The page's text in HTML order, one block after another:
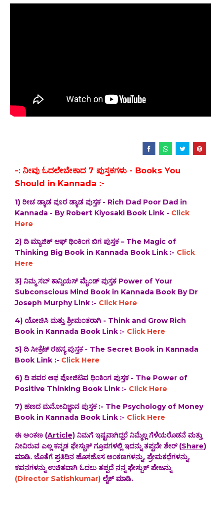
-: ನೀವು ಓದಲೇಬೇಕಾದ 7 ಪುಸ್ತಕಗಳು - Books You
Should in Kannada :-
1) ರೀಚ ಡ್ಯಾಡ ಪೂರ ಡ್ಯಾಡ ಪುಸ್ತಕ - Rich Dad Poor Dad in
Kannada - By Robert Kiyosaki Book Link - Click
Here
2) ದಿ‌ ಮ್ಯಾಜಿಕ್ ಆಫ್ ಥಿಂಕಿಂಗ ಬಿಗ ಪುಸ್ತಕ – The Magic of
Thinking Big Book in Kannada Book Link :- Click
Here
3) ನಿಮ್ಮ ಸಬ್ ಕಾನ್ಸಿಯಸ್ ಮೈಂಡ್ ಪುಸ್ತಕ Power of Your
Subconscious Mind Book in Kannada Book By Dr
Joseph Murphy Link :- Click Here
4) ಯೋಚಿಸಿ ಮತ್ತು ಶ್ರೀಮಂತರಾಗಿ - Think and Grow Rich
Book in Kannada Book Link :- Click Here
5) ದಿ ಸೀಕ್ರೆಟ್ ರಹಸ್ಯ ಪುಸ್ತಕ - The Secret Book in Kannada
Book Link :- Click Here
6) ದಿ ಪವರ ಆಫ ಪೋಜಿಟಿವ ಥಿಂಕಿಂಗ ಪುಸ್ತಕ - The Power of
Positive Thinking Book Link :- Click Here
7) ಹಣದ ಮನೋವಿಜ್ಞಾನ ಪುಸ್ತಕ :- The Psychology of Money
Book in Kannada Book Link :- Click Here
ಈ ಅಂಕಣ (Article) ನಿಮಗೆ ಇಷ್ಟವಾಗಿದ್ದರೆ ನಿಮ್ಮೆಲ್ಲ ಗೆಳೆಯರೊಡನೆ ಮತ್ತು
ನೀವಿರುವ ಎಲ್ಲ ಕನ್ನಡ ಫೇಸ್ಬುಕ್ ಗ್ರೂಪಗಳಲ್ಲಿ ಇದನ್ನು ತಪ್ಪದೇ ಶೇರ್ (Share)
ಮಾಡಿ. ಜೊತೆಗೆ ಪ್ರತಿದಿನ ಹೊಸಹೊಸ ಅಂಕಣಗಳನ್ನು, ಪ್ರೇಮಕಥೆಗಳನ್ನು,
ಕವನಗಳನ್ನು ಉಚಿತವಾಗಿ ಓದಲು ತಪ್ಪದೆ ನನ್ನ ಫೇಸ್ಬುಕ್ ಪೇಜನ್ನು
(Director Satishkumar) ಲೈಕ್ ಮಾಡಿ.